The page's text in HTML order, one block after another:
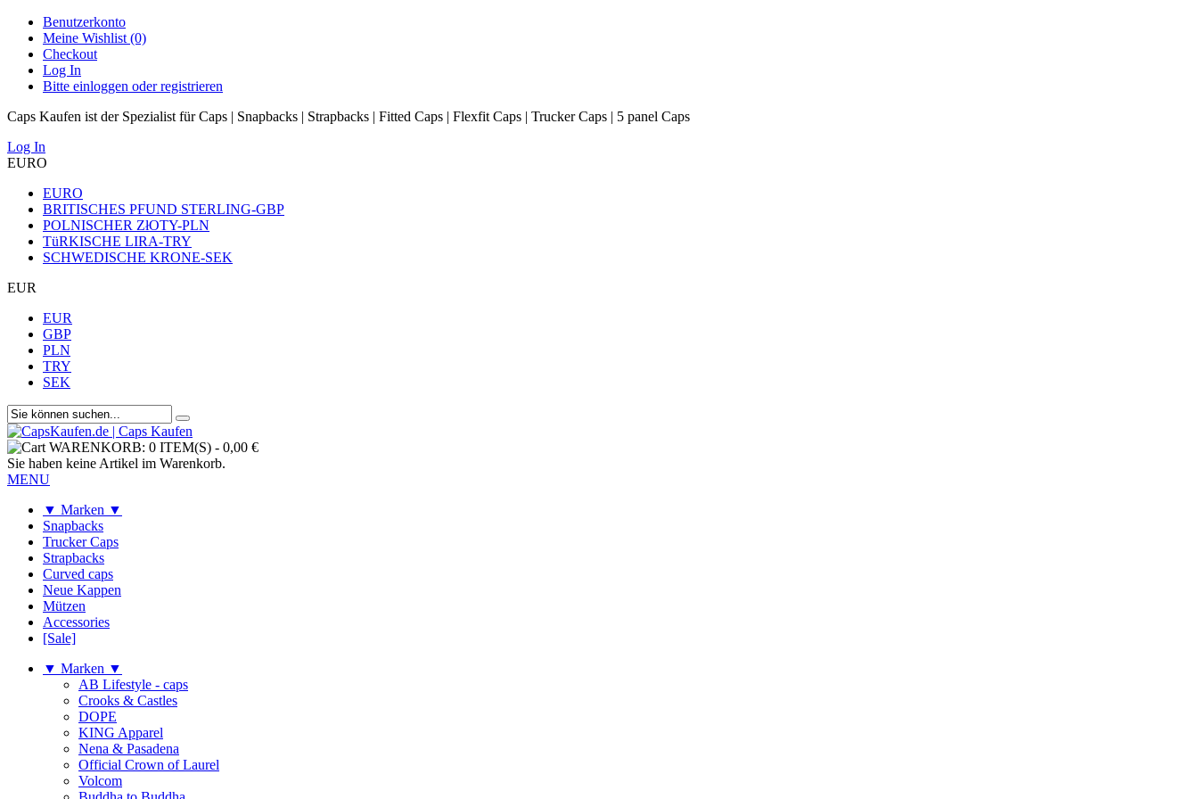
Benutzerkonto
Meine Wishlist (0)
Checkout
Log In
Bitte einloggen oder registrieren
Caps Kaufen ist der Spezialist für Caps | Snapbacks | Strapbacks | Fitted Caps | Flexfit Caps | Trucker Caps | 5 panel Caps
Log In
EURO
EURO
BRITISCHES PFUND STERLING-GBP
POLNISCHER ZłOTY-PLN
TüRKISCHE LIRA-TRY
SCHWEDISCHE KRONE-SEK
EUR
EUR
GBP
PLN
TRY
SEK
WARENKORB: 0 ITEM(S) - 0,00 €
Sie haben keine Artikel im Warenkorb.
MENU
▼ Marken ▼
Snapbacks
Trucker Caps
Strapbacks
Curved caps
Neue Kappen
Mützen
Accessories
[Sale]
▼ Marken ▼
AB Lifestyle - caps
Crooks & Castles
DOPE
KING Apparel
Nena & Pasadena
Official Crown of Laurel
Volcom